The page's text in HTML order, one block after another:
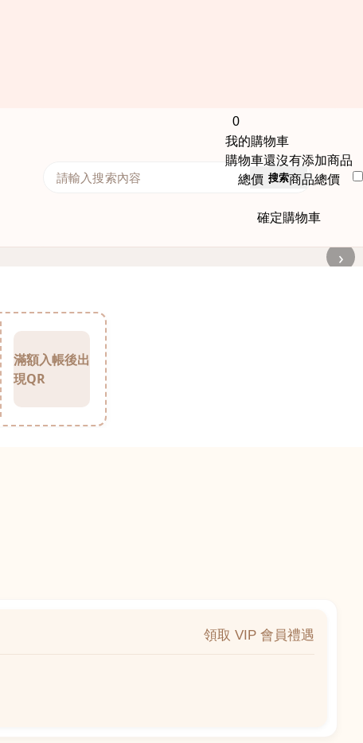
0
我的購物車
購物車還沒有添加商品
總價： 商品總價
確定購物車
搜索
›
滿額入帳後出
現QR
領取 VIP 會員禮遇